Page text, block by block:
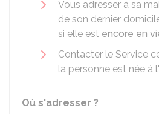
Vous adresser à sa
de son dernier
si elle est encore en
Contacter le Service
la personne est née à
Où s'adresser ?